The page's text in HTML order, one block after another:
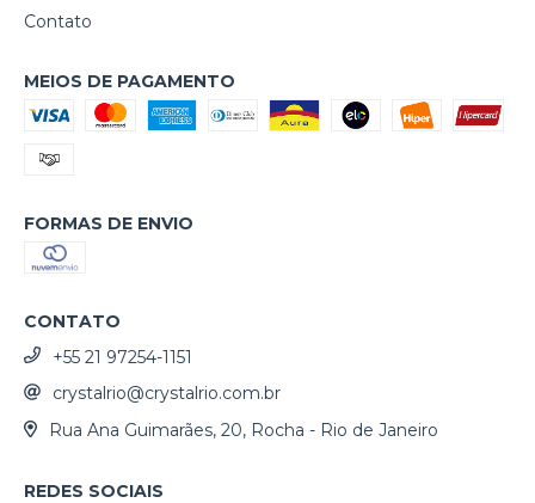
Contato
MEIOS DE PAGAMENTO
FORMAS DE ENVIO
CONTATO
+55 21 97254-1151
crystalrio@crystalrio.com.br
Rua Ana Guimarães, 20, Rocha - Rio de Janeiro
REDES SOCIAIS